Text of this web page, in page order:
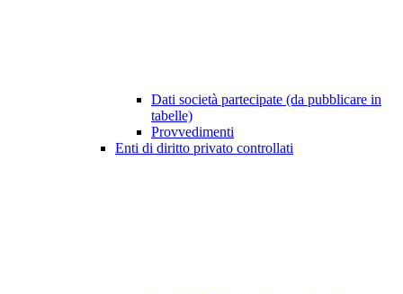
Dati società partecipate (da pubblicare in
tabelle)
Provvedimenti
Enti di diritto privato controllati